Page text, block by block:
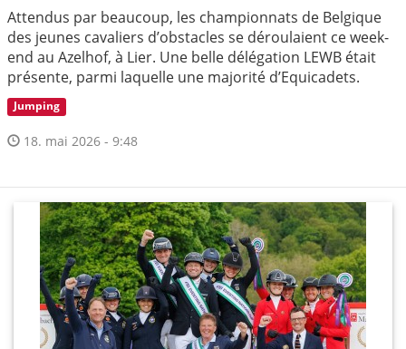
Attendus par beaucoup, les championnats de Belgique
des jeunes cavaliers d’obstacles se déroulaient ce week-
end au Azelhof, à Lier. Une belle délégation LEWB était
présente, parmi laquelle une majorité d’Equicadets.
Jumping
18. mai 2026 - 9:48